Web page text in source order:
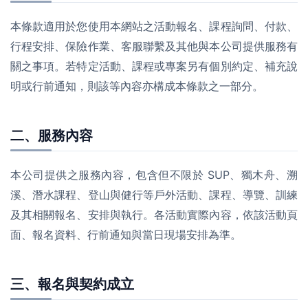
本條款適用於您使用本網站之活動報名、課程詢問、付款、
行程安排、保險作業、客服聯繫及其他與本公司提供服務有
關之事項。若特定活動、課程或專案另有個別約定、補充說
明或行前通知，則該等內容亦構成本條款之一部分。
二、服務內容
本公司提供之服務內容，包含但不限於 SUP、獨木舟、溯
溪、潛水課程、登山與健行等戶外活動、課程、導覽、訓練
及其相關報名、安排與執行。各活動實際內容，依該活動頁
面、報名資料、行前通知與當日現場安排為準。
三、報名與契約成立